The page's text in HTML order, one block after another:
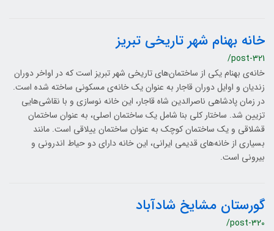
خانه بهنام شهر تاریخی تبریز
/post-321
خانه‌ی بهنام یکی از ساختمان‌های تاریخی شهر تبریز است که در اواخر دوران
زندیان و اوایل دوران قاجار به عنوان یک خانه‌ی مسکونی ساخته شده است.
در زمان پادشاهی ناصرالدین شاه قاجار، این خانه نوسازی و با نقاشی‌هایی
تزیین شد. ساختار کلی بنا شامل یک ساختمان اصلی، به عنوان ساختمان
قشلاقی و یک ساختمان کوچک به عنوان ساختمان ییلاقی است. مانند
بسیاری از خانه‌های قدیمی ایرانی، این خانه دارای دو حیاط اندرونی و
بیرونی است.
گورستان مشایخ شادآباد
/post-320